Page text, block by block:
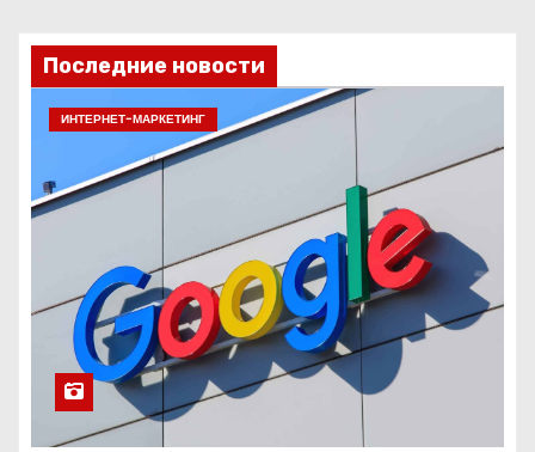
Последние новости
ИНТЕРНЕТ-МАРКЕТИНГ